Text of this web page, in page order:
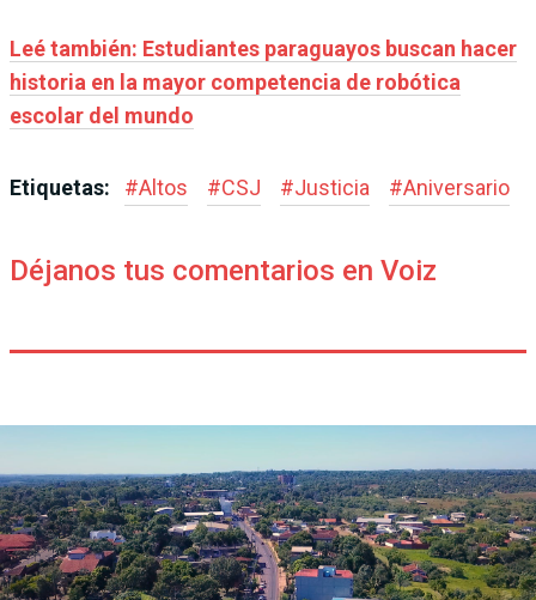
Leé también: Estudiantes paraguayos buscan hacer
historia en la mayor competencia de robótica
escolar del mundo
Etiquetas: #Altos #CSJ #Justicia #Aniversario
Déjanos tus comentarios en Voiz